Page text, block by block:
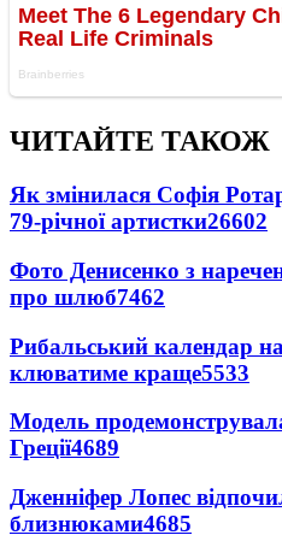
ЧИТАЙТЕ ТАКОЖ
Як змінилася Софія
79-річної артистки26602
Фото Денисенко з
про шлюб7462
Рибальський календар на
клюватиме краще5533
Модель
Греції4689
Дженніфер Лопес
близнюками4685